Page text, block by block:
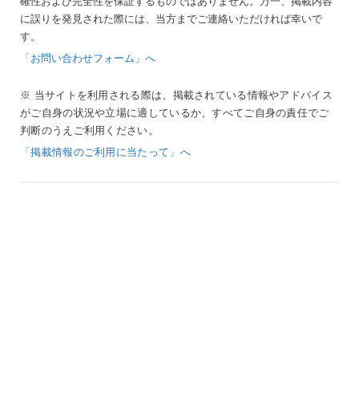
に誤りを発見された際には、当方までご連絡いただければ幸いで
す。
「お問い合わせフォーム」へ
※ 当サイトを利用される際は、掲載されている情報やアドバイス
がご自身の状況や立場に適しているか、すべてご自身の責任でご
判断のうえご利用ください。
「掲載情報のご利用に当たって」へ